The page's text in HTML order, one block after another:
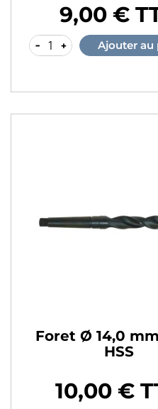
9,00 €
- + Ajouter au
Foret Ø 14,0 mm
HSS
10,00 €